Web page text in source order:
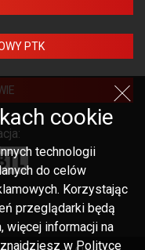
PTK
cookie
technologii
do celów
Korzystając
przeglądarki będą
więcej informacji na
w Polityce